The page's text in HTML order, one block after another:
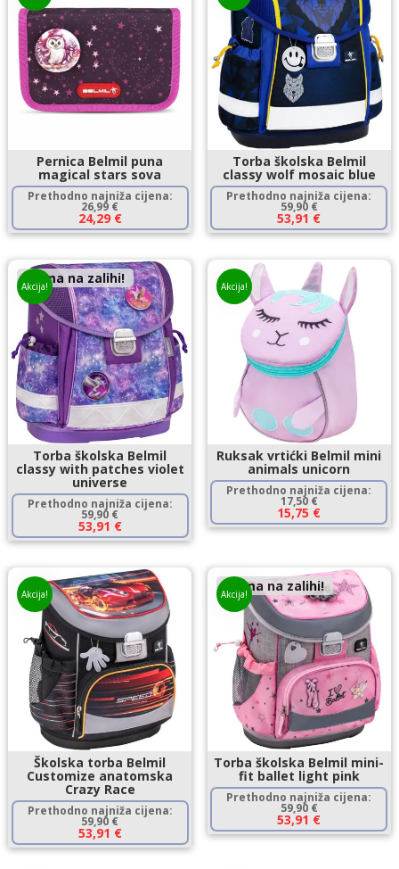
Pernica Belmil puna
magical stars sova
Prethodno najniža cijena:
26,99 €
24,29 €
Torba školska Belmil
classy wolf mosaic blue
Prethodno najniža cijena:
59,90 €
53,91 €
Nema na zalihi!
Torba školska Belmil
classy with patches violet
universe
Prethodno najniža cijena:
59,90 €
53,91 €
Akcija!
Ruksak vrtićki Belmil mini
animals unicorn
Prethodno najniža cijena:
17,50 €
15,75 €
Akcija!
Školska torba Belmil
Customize anatomska
Crazy Race
Prethodno najniža cijena:
59,90 €
53,91 €
Akcija! Nema na zalihi!
Torba školska Belmil mini-
fit ballet light pink
Prethodno najniža cijena:
59,90 €
53,91 €
Akcija!